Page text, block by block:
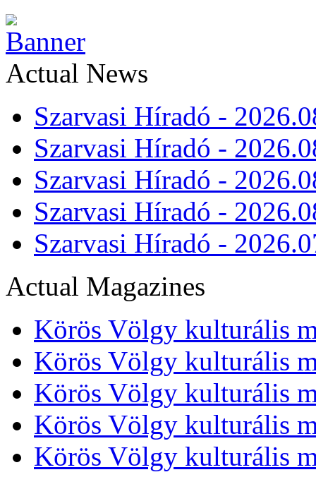
Actual News
Szarvasi Híradó -
Szarvasi Híradó -
Szarvasi Híradó -
Szarvasi Híradó -
Szarvasi Híradó -
Actual Magazines
Körös Völgy kulturális
Körös Völgy kulturális
Körös Völgy kulturális
Körös Völgy kulturális
Körös Völgy kulturális